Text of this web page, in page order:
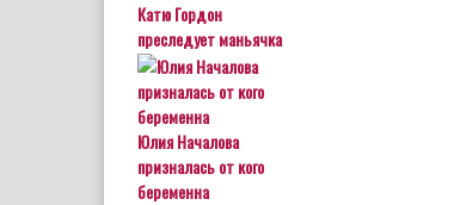
Катю Гордон
преследует маньячка
Юлия Началова
призналась от кого
беременна